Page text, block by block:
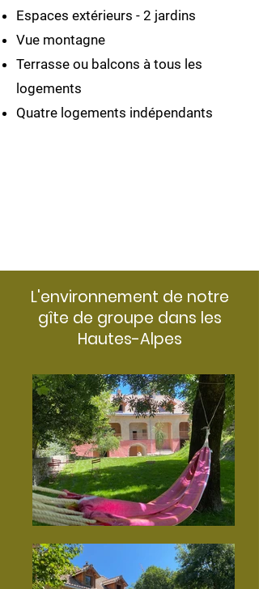
Espaces extérieurs - 2 jardins
Vue montagne
Terrasse ou balcons à tous les
logements
Quatre logements indépendants
L'environnement de notre
gîte de groupe dans les
Hautes-Alpes